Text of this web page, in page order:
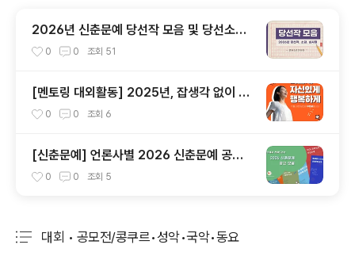
2026년 신춘문예 당선작 모음 및 당선소감,
심사평 총정리
0 0 조회 51
[멘토링 대외활동] 2025년, 잡생각 없이 가
장 '나답게' 성공하는 법 ㅣ자기계발 명상캠프
0 0 조회 6
[신춘문예] 언론사별 2026 신춘문예 공고
모음
0 0 조회 5
대회 • 공모전/콩쿠르•성악•국악•동요